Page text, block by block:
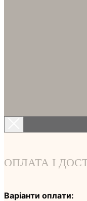
ОПЛАТА І
Варіанти оплати: